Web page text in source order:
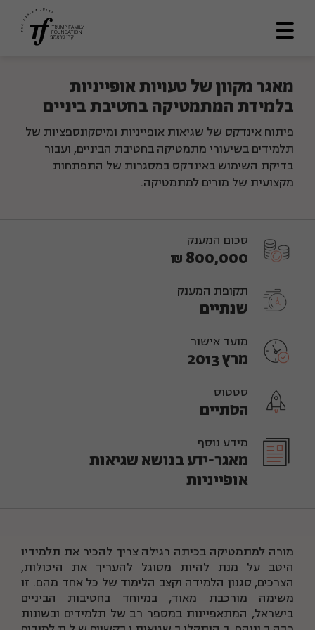
אודותינו
מתווה דרך
תכניות ומענקים
צרו קשר
العربية
מאגר מקוון של טעויות אופייניות
בלמידת המתמטיקה בחטיבת ביניים
פיתוח אינדקס של שגיאות אופייניות ומיסקונספציות של
תלמידים בשיעורי מתמטיקה בחטיבת הביניים, ועבור
בדיקת השימוש באינדקס במסגרות של התפתחות
מקצועית של מורים למתמטיקה.
סכום המענק
800,000 ₪
תקופת המענק
שנתיים
מועד אישור
מרץ 2013
סטטוס
הסתיים
מידע נוסף
מאגר-ידע בנושא שגיאות
אופייניות
מורה למתמטיקה בכיתה רגילה צריך להכיר את תלמידיו
היטב על מנת להיות מסוגל להעריך את היכולות,
הצרכים, סגנון הלמידה וקצב הלימוד של כל אחד מהם. זו
משימה מורכבת מאוד, במיוחד בחטיבות הביניים
בישראל, המתאפיינות במספר רב של תלמידים ובשונות